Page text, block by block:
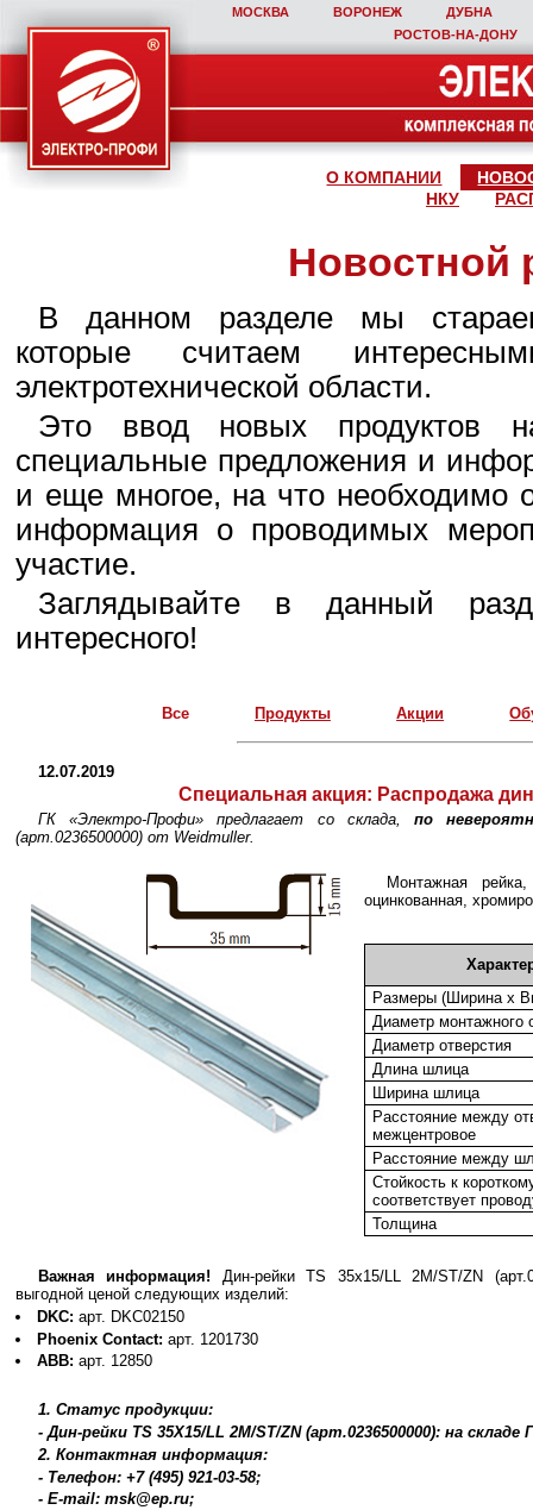
МОСКВА ВОРОНЕЖ
ДУБНА
РОСТОВ‑НА‑ДОНУ
О КОМПАНИИ
НКУ
Новостной
В данном разделе мы
которые считаем
электротехнической области.
Это ввод новых продуктов
специальные предложения и
и еще многое, на что необходимо
информация о проводимых
участие.
Заглядывайте в данный
интересного!
Все Продукты Акции
12.07.2019
Специальная акция: Распродажа
ГК «Электро-Профи» предлагает со склада,по
(арт.0236500000) от Weidmuller.
Монтажная
оцинкованная,
Размеры (Ширина x
Диаметр монтажного
Диаметр отверстия
Длина шлица
Ширина шлица
Расстояние между
межцентровое
Расстояние между
Стойкость к
соответствует
Толщина
Важная информация! Дин-рейки TS 35х15/LL 2M/ST/ZN
выгодной ценой следующих изделий:
DKC: арт. DKC02150
Phoenix Contact: арт. 1201730
ABB: арт. 12850
1. Статус продукции:
- Дин-рейки TS 35X15/LL 2M/ST/ZN (арт.0236500000): на
2. Контактная информация:
- Телефон: +7 (495) 921-03-58;
- E-mail: msk@ep.ru;